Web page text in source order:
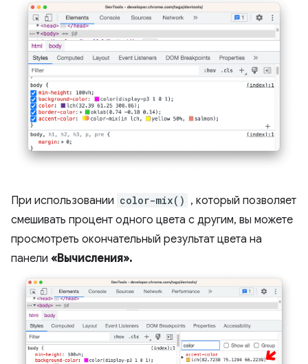
При использовании color-mix() , который позволяет
смешивать процент одного цвета с другим, вы можете
просмотреть окончательный результат цвета на
панели «Вычисления».